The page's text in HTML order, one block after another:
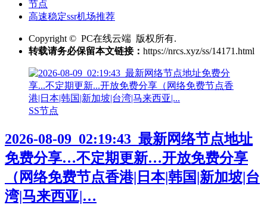
节点
高速稳定ssr机场推荐
Copyright © PC在线云端 版权所有.
转载请务必保留本文链接： https://nrcs.xyz/ss/14171.html
SS节点
2026-08-09_02:19:43_最新网络节点地址
免费分享…不定期更新…开放免费分享
（网络免费节点香港|日本|韩国|新加坡|台
湾|马来西亚|…